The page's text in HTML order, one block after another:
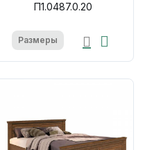
П1.0487.0.20
Размеры